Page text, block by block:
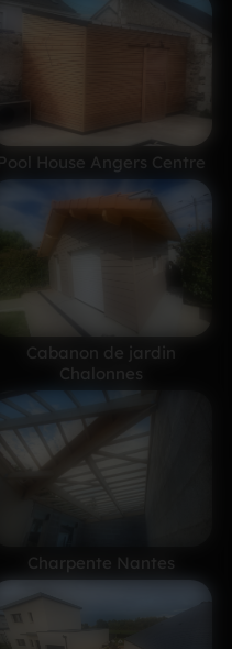
Pool House Angers Centre
Cabanon de jardin
Chalonnes
Charpente Nantes